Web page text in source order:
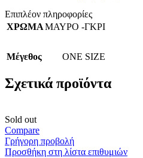
Επιπλέον πληροφορίες
ΧΡΩΜΑΜΑΥΡΟ -ΓΚΡΙ
Μέγεθος ONE SIZE
Σχετικά προϊόντα
Sold out
Compare
Γρήγορη προβολή
Προσθήκη στη λίστα επιθυμιών